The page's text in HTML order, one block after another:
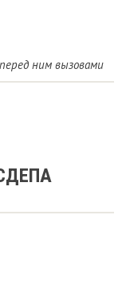
ним вызовами